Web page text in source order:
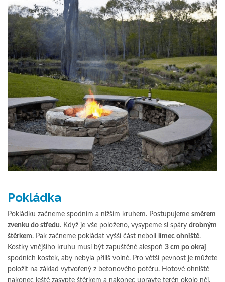
Pokládka
Pokládku začneme spodním a nižším kruhem. Postupujeme směrem
zvenku do středu. Když je vše položeno, vysypeme si spáry drobným
štěrkem. Pak začneme pokládat vyšší část neboli límec ohniště.
Kostky vnějšího kruhu musí být zapuštěné alespoň 3 cm po okraj
spodních kostek, aby nebyla příliš volné. Pro větší pevnost je můžete
položit na základ vytvořený z betonového potěru. Hotové ohniště
nakonec ještě zasypte štěrkem a nakonec upravte terén okolo něj.